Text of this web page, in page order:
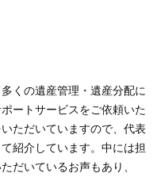
くの遺産管理・遺産分配に
ートサービスをご依頼いた
ただいていますので、代表
紹介しています。中には担
だいているお声もあり、